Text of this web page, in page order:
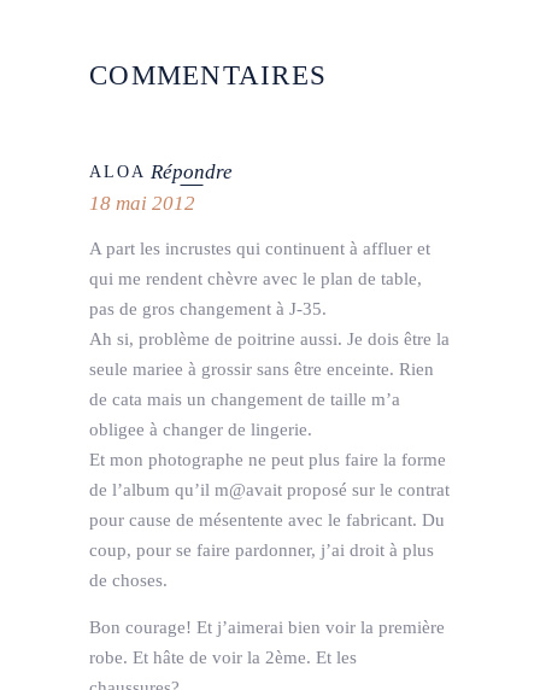
COMMENTAIRES
ALOA Répondre
18 mai 2012
A part les incrustes qui continuent à affluer et
qui me rendent chèvre avec le plan de table,
pas de gros changement à J-35.
Ah si, problème de poitrine aussi. Je dois être la
seule mariee à grossir sans être enceinte. Rien
de cata mais un changement de taille m’a
obligee à changer de lingerie.
Et mon photographe ne peut plus faire la forme
de l’album qu’il m@avait proposé sur le contrat
pour cause de mésentente avec le fabricant. Du
coup, pour se faire pardonner, j’ai droit à plus
de choses.
Bon courage! Et j’aimerai bien voir la première
robe. Et hâte de voir la 2ème. Et les